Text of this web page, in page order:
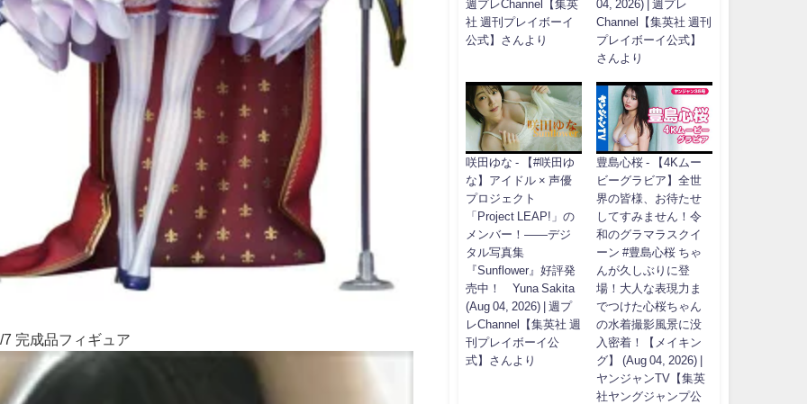
完成品フィギュア
週プレChannel【集英
社 週刊プレイボーイ
公式】さんより
04, 2026) | 週プレ
Channel【集英社 週刊
プレイボーイ公式】
さんより
咲田ゆな - 【#咲田ゆ
な】アイドル × 声優
プロジェクト
「Project LEAP!」の
メンバー！――デジ
タル写真集
『Sunflower』好評発
売中！ Yuna Sakita
(Aug 04, 2026) | 週プ
レChannel【集英社 週
刊プレイボーイ公
式】さんより
豊島心桜 - 【4Kムー
ビーグラビア】全世
界の皆様、お待たせ
してすみません！令
和のグラマラスクイ
ーン #豊島心桜 ちゃ
んが久しぶりに登
場！大人な表現力ま
でつけた心桜ちゃん
の水着撮影風景に没
入密着！【メイキン
グ】 (Aug 04, 2026) |
ヤンジャンTV【集英
社ヤングジャンプ公